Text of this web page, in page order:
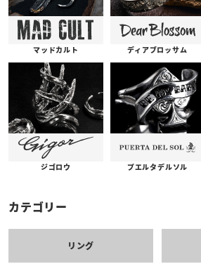
マッドカルト ディアブロッサム
ジゴロウ プエルタデルソル
カテゴリー
リング